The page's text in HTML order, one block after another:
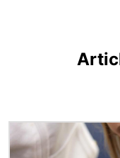
Imatge